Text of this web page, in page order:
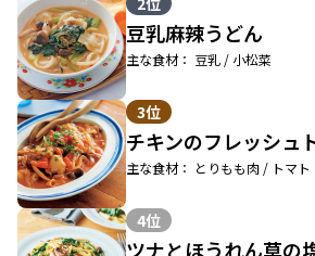
豆乳麻辣うどん
主な食材： 豆乳 / 小松菜
3位
チキンのフレッシュ
主な食材： とりもも肉 / トマト
4位
ツナとほうれん草の